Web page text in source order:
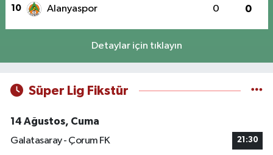
10 Alanyaspor 0 0
Detaylar için tıklayın
Süper Lig Fikstür
14 Ağustos, Cuma
Galatasaray - Çorum FK
21:30